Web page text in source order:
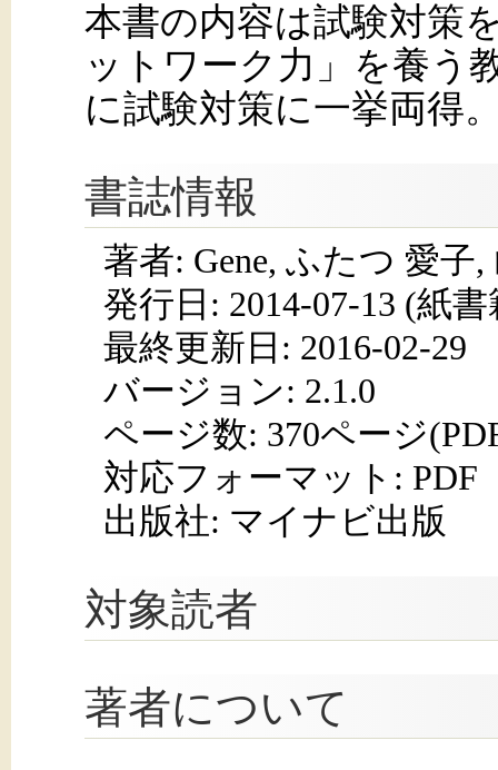
本書の内容は試験対策
ットワーク力」を養う
に試験対策に一挙両得
書誌情報
著者: Gene, ふたつ 愛子
発行日: 2014-07-13 (紙書
最終更新日: 2016-02-29
バージョン: 2.1.0
ページ数: 370ページ
対応フォーマット: PDF
出版社: マイナビ出版
対象読者
著者について